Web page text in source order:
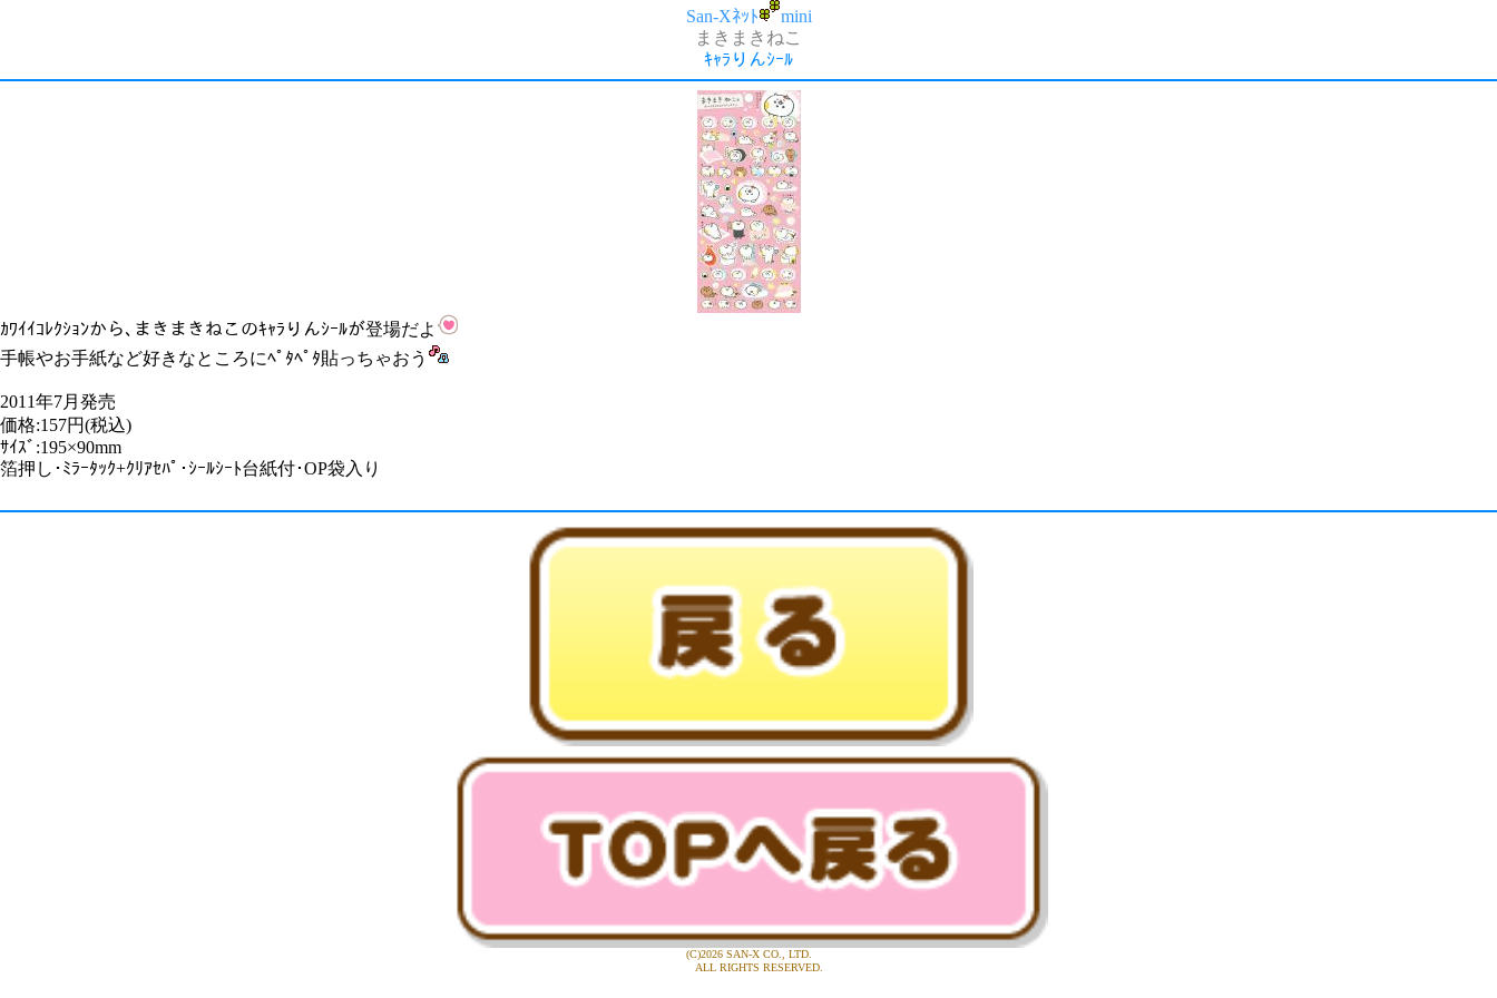
San-Xﾈｯﾄ
mini
まきまきねこ
ｷｬﾗりんｼｰﾙ
ｶﾜｲｲｺﾚｸｼｮﾝから､まきまきねこのｷｬﾗりんｼｰﾙが登場だよ
手帳やお手紙など好きなところにﾍﾟﾀﾍﾟﾀ貼っちゃおう
2011年7月発売
価格:157円(税込)
ｻｲｽﾞ:195×90mm
箔押し･ﾐﾗｰﾀｯｸ+ｸﾘｱｾﾊﾟ･ｼｰﾙｼｰﾄ台紙付･OP袋入り
(C)2026 SAN-X CO., LTD.
ALL RIGHTS RESERVED.